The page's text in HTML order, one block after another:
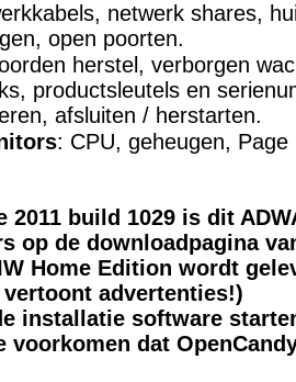
netwerk shares,
open poorten.
herstel, verborgen
productsleutels en
afsluiten / herstarten.
: CPU, geheugen, Page
2011 build 1029 is dit
op de downloadpagina
Home Edition wordt
advertenties!)
installatie software
voorkomen dat